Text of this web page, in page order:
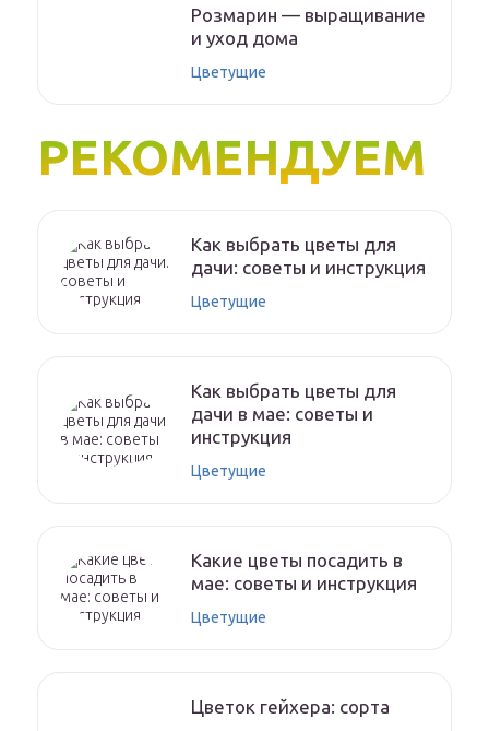
Розмарин — выращивание
и уход дома
Цветущие
РЕКОМЕНДУЕМ
Как выбрать цветы для
дачи: советы и инструкция
Цветущие
Как выбрать цветы для
дачи в мае: советы и
инструкция
Цветущие
Какие цветы посадить в
мае: советы и инструкция
Цветущие
Цветок гейхера: сорта